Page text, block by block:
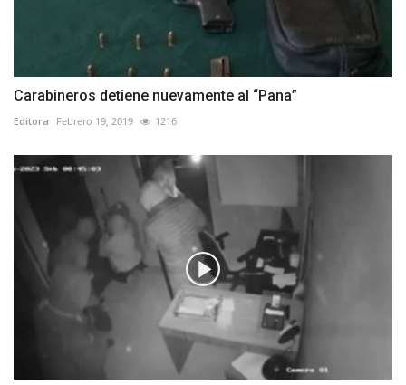
Carabineros detiene nuevamente al “Pana”
Editora Febrero 19, 2019 1216